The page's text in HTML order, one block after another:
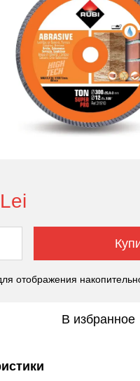
отображения
В избранное